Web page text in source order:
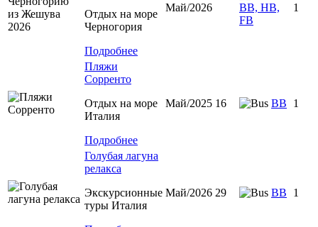
Отдых на море
Черногория
Подробнее
Май/2026
BB, HB,
FB
1
Пляжи
Сорренто
Отдых на море
Италия
Подробнее
Май/2025 16 BB 1
Голубая лагуна
релакса
Экскурсионные
туры Италия
Май/2026 29 BB 1